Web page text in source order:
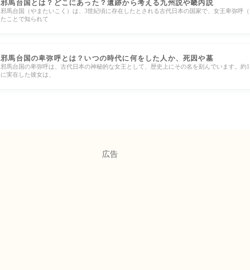
邪馬台国とは？どこにあった？遺跡から考える九州説や畿内説
邪馬台国（やまたいこく）は、3世紀頃に存在したとされる古代日本の国家で、女王卑弥呼
たことで知られて
邪馬台国の卑弥呼とは？いつの時代に何をした人か、死因や墓
邪馬台国の卑弥呼は、古代日本の神秘的な女王として、歴史上にその名を刻んでいます。約
に実在した彼女は、
広告